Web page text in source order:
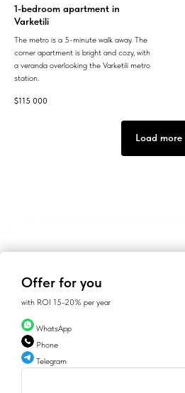
Offer for you
with ROI 15-20% per year
WhatsApp
Phone
Telegram
1-bedroom apartment in
Varketili
The metro is a 5-minute walk away. The
corner apartment is bright and cozy, with
a veranda overlooking the Varketili metro
station.
$115 000
Load more